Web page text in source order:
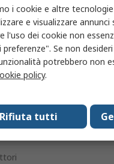
i cookie e altre
e visualizzare
l'uso dei cookie non
preferenze". Se non
potrebbero non
policy.
Rifiuta tutti